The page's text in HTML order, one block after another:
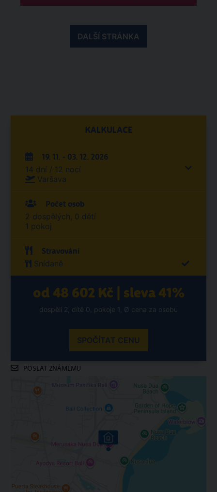
DALŠÍ STRÁNKA
KALKULACE
19. 11. - 03. 12. 2026
14 dní / 12 nocí
Varšava
Počet osob
2 dospělých, 0 dětí
1 pokoj
Stravování
Snídaně
od 48 602 Kč | sleva 41%
dospělí 2, dítě 0, pokoje 1, Ø cena za osobu
SPOČÍTAT CENU
POSLAT ZNÁMÉMU